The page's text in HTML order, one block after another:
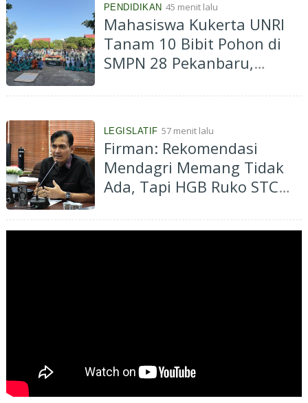
PENDIDIKAN 45 menit lalu
Mahasiswa Kukerta UNRI
Tanam 10 Bibit Pohon di
SMPN 28 Pekanbaru,
School
LEGISLATIF 57 menit lalu
Firman: Rekomendasi
Mendagri Memang Tidak
Ada, Tapi HGB Ruko STC
Diperpanjang!